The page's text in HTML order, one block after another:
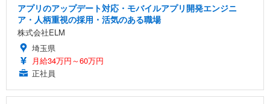
アプリのアップデート対応・モバイルアプリ開発エンジニ
ア・人柄重視の採用・活気のある職場
株式会社ELM
埼玉県
月給34万円～60万円
正社員